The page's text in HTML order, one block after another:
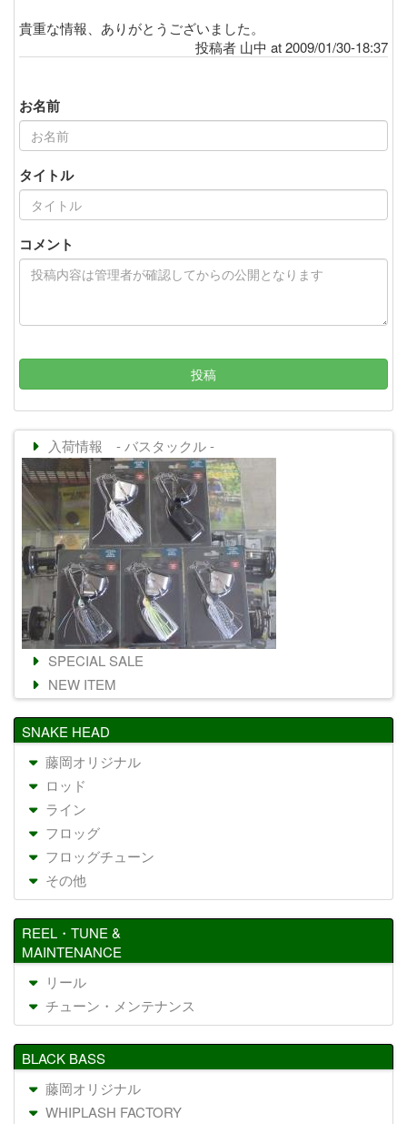
貴重な情報、ありがとうございました。
投稿者 山中 at 2009/01/30-18:37
お名前
タイトル
コメント
投稿
入荷情報 - バスタックル -
SPECIAL SALE
NEW ITEM
SNAKE HEAD
藤岡オリジナル
ロッド
ライン
フロッグ
フロッグチューン
その他
REEL・TUNE &
MAINTENANCE
リール
チューン・メンテナンス
BLACK BASS
藤岡オリジナル
WHIPLASH FACTORY